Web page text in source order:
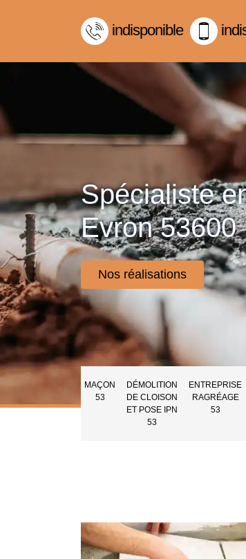
indisponible
Spécialiste
Evron 53600
Nos réalisations
MAÇON
53
DÉMOLITION
DE CLOISON
ET POSE IPN
53
ENTREPRISE
RAGRÉAGE
53